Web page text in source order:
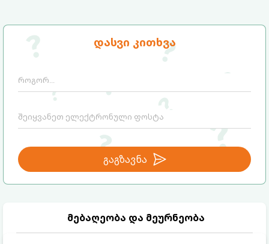
დასვი კითხვა
გაგზავნა
მებაღეობა და მეურნეობა